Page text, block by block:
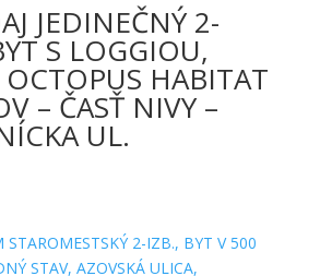
JEDINEČNÝ 2-
S LOGGIOU,
OCTOPUS HABITAT
– ČASŤ NIVY –
UL.